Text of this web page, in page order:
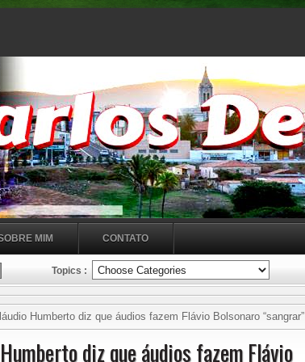
MIM CONTATO
Topics :
Humberto diz que áudios fazem Flávio Bolsonaro “sangrar”
diz que áudios fazem Flávio